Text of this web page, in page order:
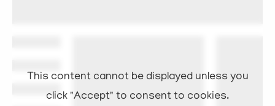
This content cannot be displayed unless you
click "Accept" to consent to cookies.